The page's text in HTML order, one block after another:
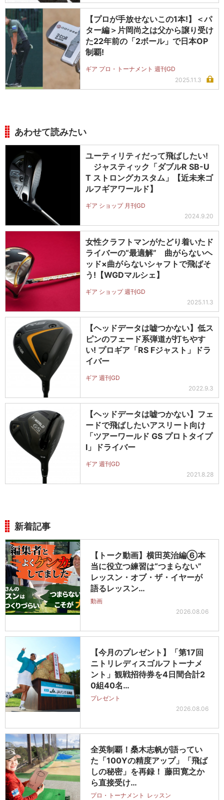
【プロが手放せないこの1本!】＜パ
ター編＞片岡尚之は父から譲り受け
た22年前の「2ボール」で日本OP
制覇!
ギア プロ・トーナメント 週刊GD
2025.11.3
あわせて読みたい
ユーティリティだって飛ばしたい!
ジャスティック「ダブルR SB-U
T ストロングカスタム」【近未来ゴ
ルフギアワールド】
ギア ショップ 月刊GD
2024.9.20
女性クラフトマンがたどり着いたド
ライバーの“最適解” 曲がらないヘ
ッド×曲がらないシャフトで飛ばそ
う!【WGDマルシェ】
ギア ショップ 週刊GD
2025.11.3
【ヘッドデータは嘘つかない】低ス
ピンのフェード系弾道が打ちやす
い! プロギア「RS Fジャスト」ドラ
イバー
ギア 週刊GD
2022.9.3
【ヘッドデータは嘘つかない】フェ
ードで飛ばしたいアスリート向け
「ツアーワールド GS プロトタイプ
Ⅰ」ドライバー
ギア 週刊GD
2021.8.28
新着記事
【トーク動画】横田英治編⑥本
当に役立つ練習は“つまらない”
レッスン・オブ・ザ・イヤーが
語るレッスン…
動画
2026.08.06
【今月のプレゼント】「第17回
ニトリレディスゴルフトーナメ
ント」観戦招待券を4日間合計2
0組40名…
プレゼント
2026.08.06
全英制覇！桑木志帆が語ってい
た「100Yの精度アップ」「飛ば
しの秘密」を再録！ 藤田寛之か
ら直接受け…
プロ・トーナメント レッスン